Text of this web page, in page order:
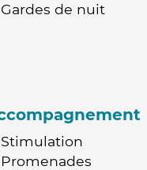
Gardes de nuit
Stimulation
Promenades